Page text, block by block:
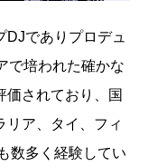
でありプロデュ
で培われた確かな
価されており、国
リア、タイ、フィ
数多く経験してい